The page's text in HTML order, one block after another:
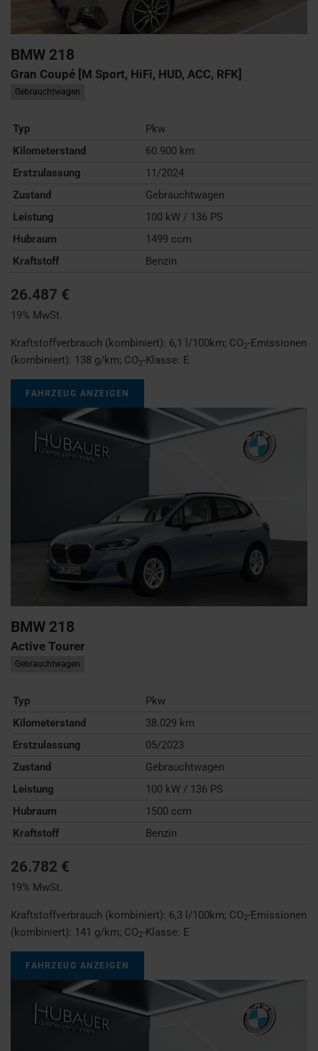
BMW 218
Gran Coupé [M Sport, HiFi, HUD, ACC, RFK]
Gebrauchtwagen
Typ
Pkw
Kilometerstand
60.900 km
Erstzulassung
11/2024
Zustand
Gebrauchtwagen
Leistung
100 kW / 136 PS
Hubraum
1499 ccm
Kraftstoff
Benzin
26.487 €
19% MwSt.
Kraftstoffverbrauch (kombiniert): 6,1 l/100km; CO2-Emissionen
(kombiniert): 138 g/km; CO2-Klasse: E
FAHRZEUG ANZEIGEN
BMW 218
Active Tourer
Gebrauchtwagen
Typ
Pkw
Kilometerstand
38.029 km
Erstzulassung
05/2023
Zustand
Gebrauchtwagen
Leistung
100 kW / 136 PS
Hubraum
1500 ccm
Kraftstoff
Benzin
26.782 €
19% MwSt.
Kraftstoffverbrauch (kombiniert): 6,3 l/100km; CO2-Emissionen
(kombiniert): 141 g/km; CO2-Klasse: E
FAHRZEUG ANZEIGEN